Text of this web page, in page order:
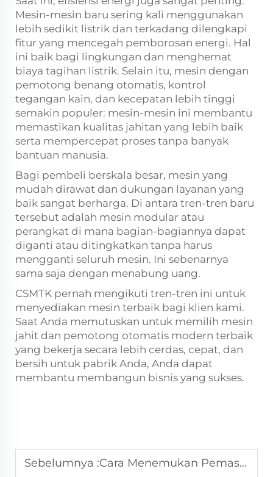
Mesin-mesin baru sering kali menggunakan
lebih sedikit listrik dan terkadang dilengkapi
fitur yang mencegah pemborosan energi. Hal
ini baik bagi lingkungan dan menghemat
biaya tagihan listrik. Selain itu, mesin dengan
pemotong benang otomatis, kontrol
tegangan kain, dan kecepatan lebih tinggi
semakin populer: mesin-mesin ini membantu
memastikan kualitas jahitan yang lebih baik
serta mempercepat proses tanpa banyak
bantuan manusia.
Bagi pembeli berskala besar, mesin yang
mudah dirawat dan dukungan layanan yang
baik sangat berharga. Di antara tren-tren baru
tersebut adalah mesin modular atau
perangkat di mana bagian-bagiannya dapat
diganti atau ditingkatkan tanpa harus
mengganti seluruh mesin. Ini sebenarnya
sama saja dengan menabung uang.
CSMTK pernah mengikuti tren-tren ini untuk
menyediakan mesin terbaik bagi klien kami.
Saat Anda memutuskan untuk memilih mesin
jahit dan pemotong otomatis modern terbaik
yang bekerja secara lebih cerdas, cepat, dan
bersih untuk pabrik Anda, Anda dapat
membantu membangun bisnis yang sukses.
Sebelumnya :Cara Menemukan Pemasok Mesin Kemas Industri yang Andal